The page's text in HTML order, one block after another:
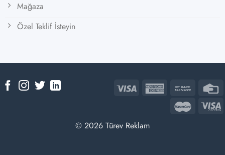
Mağaza
Özel Teklif İsteyin
© 2026 Türev Reklam